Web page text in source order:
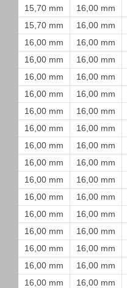
15,70 mm 16,00 mm
15,70 mm
16,00 mm
16,00 mm
16,00 mm
16,00 mm
16,00 mm
16,00 mm
16,00 mm
16,00 mm
16,00 mm
16,00 mm
16,00 mm
16,00 mm
16,00 mm
16,00 mm
16,00 mm
16,00 mm
16,00 mm
16,00 mm
16,00 mm
16,00 mm
16,00 mm
16,00 mm
16,00 mm
16,00 mm
16,00 mm
16,00 mm
16,00 mm
16,00 mm
16,00 mm
16,00 mm
16,00 mm